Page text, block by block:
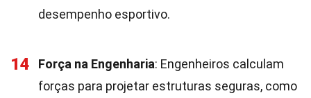
desempenho esportivo.
14 Força na Engenharia: Engenheiros calculam
forças para projetar estruturas seguras, como